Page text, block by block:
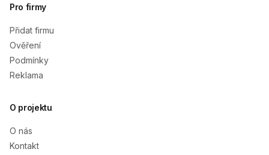
Pro firmy
Přidat firmu
Ověření
Podmínky
Reklama
O projektu
O nás
Kontakt